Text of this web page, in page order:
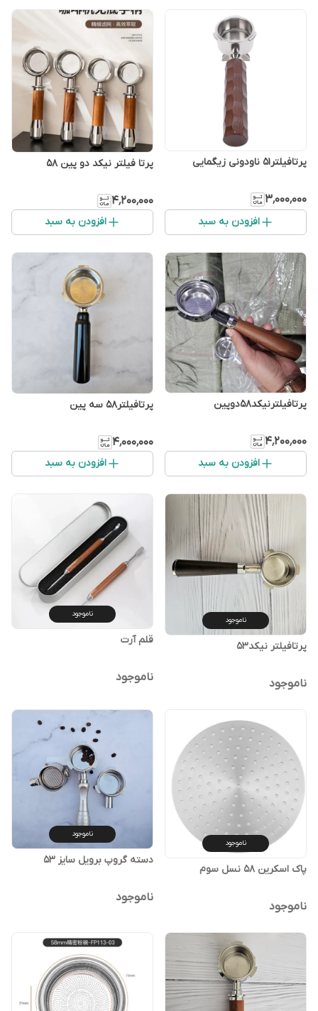
پرتافیلتر۵۱ ناودونی زیگمایی
۳٬۰۰۰٬۰۰۰
افزودن به سبد
پرتا فیلتر نیکد دو پین 58
۴٬۲۰۰٬۰۰۰
افزودن به سبد
پرتافیلترنیکد۵۸دوپین
۴٬۲۰۰٬۰۰۰
افزودن به سبد
پرتافیلتر۵۸ سه پین
۴٬۰۰۰٬۰۰۰
افزودن به سبد
ناموجود
پرتافیلتر نیکد۵۳
ناموجود
ناموجود
قلم آرت
ناموجود
ناموجود
پاک اسکرین 58 نسل سوم
ناموجود
ناموجود
دسته گروپ برویل سایز 53
ناموجود